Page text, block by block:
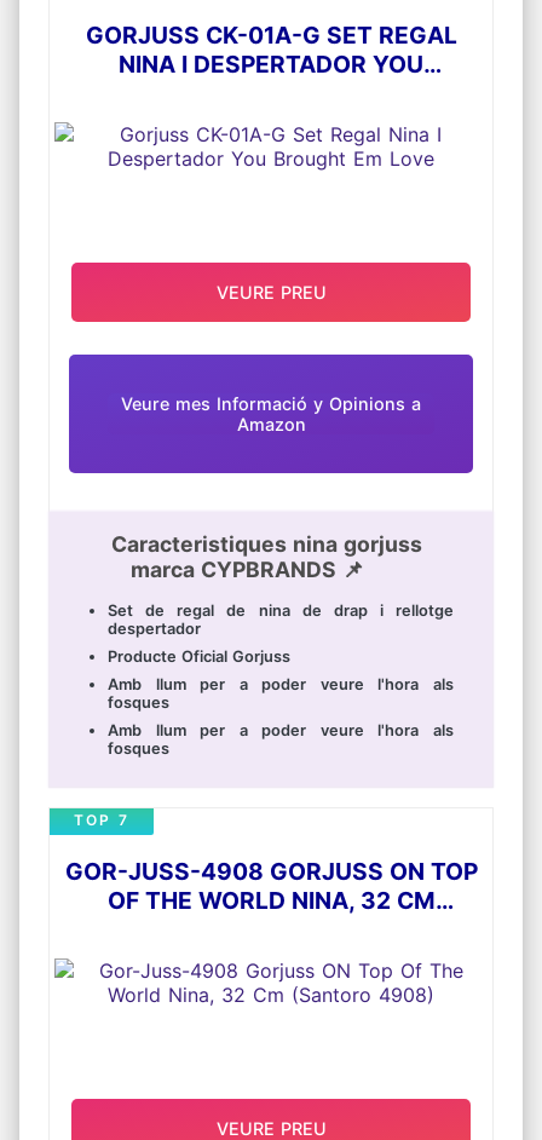
GORJUSS CK-01A-G SET REGAL
NINA I DESPERTADOR YOU
Veure mes Informació y Opinions a
Amazon
Caracteristiques nina gorjuss
marca CYPBRANDS 📌
Set de regal de nina de drap i rellotge
despertador
Producte Oficial Gorjuss
Amb llum per a poder veure l'hora als
fosques
Amb llum per a poder veure l'hora als
fosques
VEURE PREU
GOR-JUSS-4908 GORJUSS ON TOP
OF THE WORLD NINA, 32 CM
TOP 7
VEURE PREU